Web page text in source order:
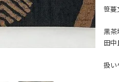
笹蔓
黒茶
田
扱い